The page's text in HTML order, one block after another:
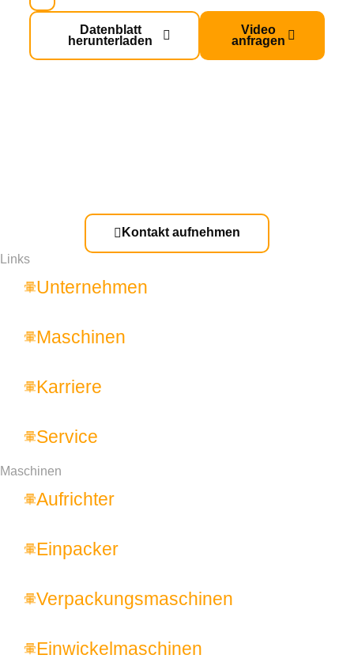
Datenblatt
herunterladen
Video
anfragen
Kontakt aufnehmen
Links
Unternehmen
Maschinen
Karriere
Service
Maschinen
Aufrichter
Einpacker
Verpackungs­maschinen
Einwickel­maschinen